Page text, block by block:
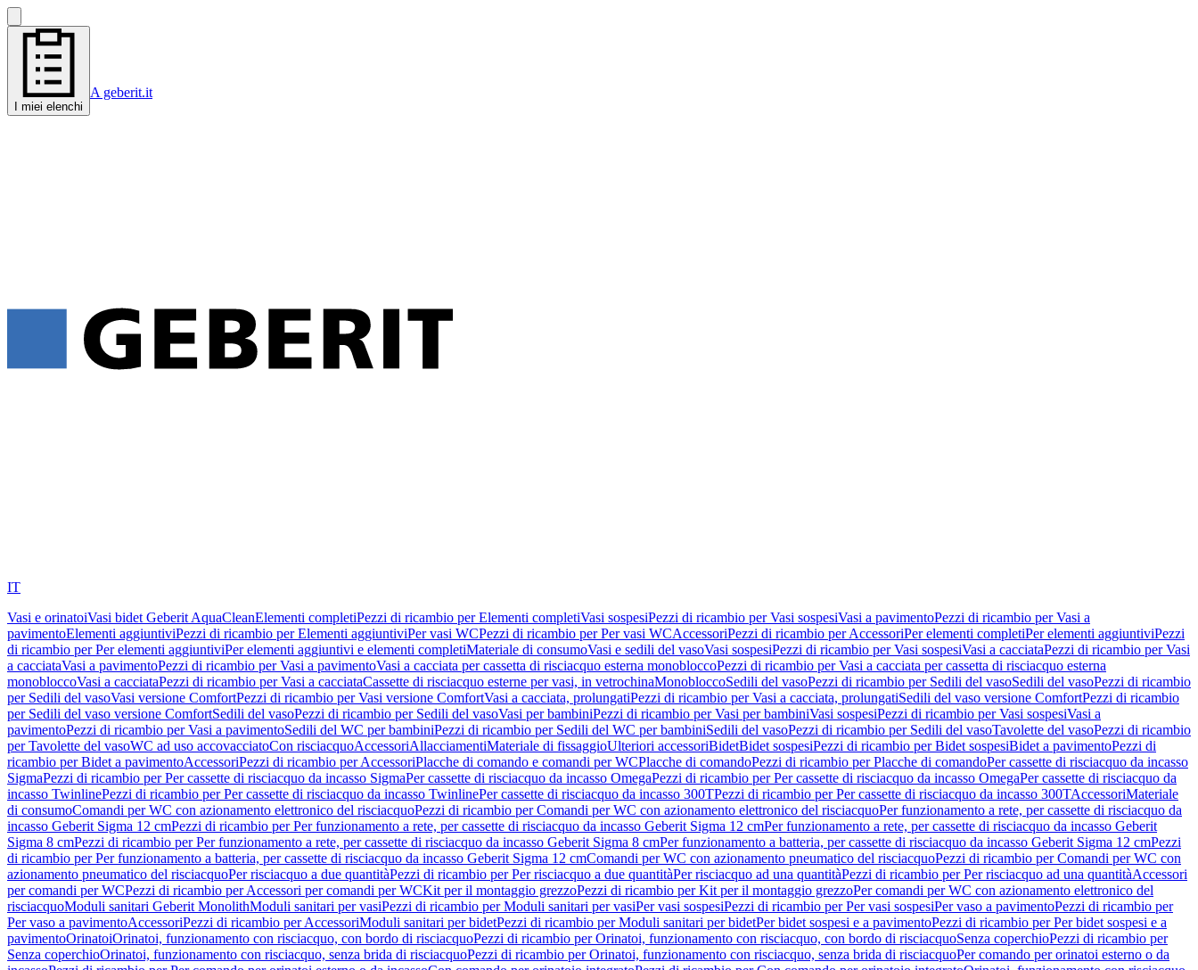
I miei elenchi
A geberit.it
IT
Vasi e orinatoiVasi bidet Geberit AquaCleanElementi completiPezzi di ricambio per Elementi completiVasi sospesiPezzi di ricambio per Vasi sospesiVasi a pavimentoPezzi di ricambio per Vasi a
pavimentoElementi aggiuntiviPezzi di ricambio per Elementi aggiuntiviPer vasi WCPezzi di ricambio per Per vasi WCAccessoriPezzi di ricambio per AccessoriPer elementi completiPer elementi aggiuntiviPezzi
di ricambio per Per elementi aggiuntiviPer elementi aggiuntivi e elementi completiMateriale di consumoVasi e sedili del vasoVasi sospesiPezzi di ricambio per Vasi sospesiVasi a cacciataPezzi di ricambio per Vasi
a cacciataVasi a pavimentoPezzi di ricambio per Vasi a pavimentoVasi a cacciata per cassetta di risciacquo esterna monobloccoPezzi di ricambio per Vasi a cacciata per cassetta di risciacquo esterna
monobloccoVasi a cacciataPezzi di ricambio per Vasi a cacciataCassette di risciacquo esterne per vasi, in vetrochinaMonobloccoSedili del vasoPezzi di ricambio per Sedili del vasoSedili del vasoPezzi di ricambio
per Sedili del vasoVasi versione ComfortPezzi di ricambio per Vasi versione ComfortVasi a cacciata, prolungatiPezzi di ricambio per Vasi a cacciata, prolungatiSedili del vaso versione ComfortPezzi di ricambio
per Sedili del vaso versione ComfortSedili del vasoPezzi di ricambio per Sedili del vasoVasi per bambiniPezzi di ricambio per Vasi per bambiniVasi sospesiPezzi di ricambio per Vasi sospesiVasi a
pavimentoPezzi di ricambio per Vasi a pavimentoSedili del WC per bambiniPezzi di ricambio per Sedili del WC per bambiniSedili del vasoPezzi di ricambio per Sedili del vasoTavolette del vasoPezzi di ricambio
per Tavolette del vasoWC ad uso accovacciatoCon risciacquoAccessoriAllacciamentiMateriale di fissaggioUlteriori accessoriBidetBidet sospesiPezzi di ricambio per Bidet sospesiBidet a pavimentoPezzi di
ricambio per Bidet a pavimentoAccessoriPezzi di ricambio per AccessoriPlacche di comando e comandi per WCPlacche di comandoPezzi di ricambio per Placche di comandoPer cassette di risciacquo da incasso
SigmaPezzi di ricambio per Per cassette di risciacquo da incasso SigmaPer cassette di risciacquo da incasso OmegaPezzi di ricambio per Per cassette di risciacquo da incasso OmegaPer cassette di risciacquo da
incasso TwinlinePezzi di ricambio per Per cassette di risciacquo da incasso TwinlinePer cassette di risciacquo da incasso 300TPezzi di ricambio per Per cassette di risciacquo da incasso 300TAccessoriMateriale
di consumoComandi per WC con azionamento elettronico del risciacquoPezzi di ricambio per Comandi per WC con azionamento elettronico del risciacquoPer funzionamento a rete, per cassette di risciacquo da
incasso Geberit Sigma 12 cmPezzi di ricambio per Per funzionamento a rete, per cassette di risciacquo da incasso Geberit Sigma 12 cmPer funzionamento a rete, per cassette di risciacquo da incasso Geberit
Sigma 8 cmPezzi di ricambio per Per funzionamento a rete, per cassette di risciacquo da incasso Geberit Sigma 8 cmPer funzionamento a batteria, per cassette di risciacquo da incasso Geberit Sigma 12 cmPezzi
di ricambio per Per funzionamento a batteria, per cassette di risciacquo da incasso Geberit Sigma 12 cmComandi per WC con azionamento pneumatico del risciacquoPezzi di ricambio per Comandi per WC con
azionamento pneumatico del risciacquoPer risciacquo a due quantitàPezzi di ricambio per Per risciacquo a due quantitàPer risciacquo ad una quantitàPezzi di ricambio per Per risciacquo ad una quantitàAccessori
per comandi per WCPezzi di ricambio per Accessori per comandi per WCKit per il montaggio grezzoPezzi di ricambio per Kit per il montaggio grezzoPer comandi per WC con azionamento elettronico del
risciacquoModuli sanitari Geberit MonolithModuli sanitari per vasiPezzi di ricambio per Moduli sanitari per vasiPer vasi sospesiPezzi di ricambio per Per vasi sospesiPer vaso a pavimentoPezzi di ricambio per
Per vaso a pavimentoAccessoriPezzi di ricambio per AccessoriModuli sanitari per bidetPezzi di ricambio per Moduli sanitari per bidetPer bidet sospesi e a pavimentoPezzi di ricambio per Per bidet sospesi e a
pavimentoOrinatoiOrinatoi, funzionamento con risciacquo, con bordo di risciacquoPezzi di ricambio per Orinatoi, funzionamento con risciacquo, con bordo di risciacquoSenza coperchioPezzi di ricambio per
Senza coperchioOrinatoi, funzionamento con risciacquo, senza brida di risciacquoPezzi di ricambio per Orinatoi, funzionamento con risciacquo, senza brida di risciacquoPer comando per orinatoi esterno o da